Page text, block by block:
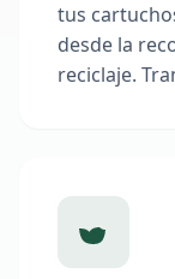
tus
desde la
reciclaje.